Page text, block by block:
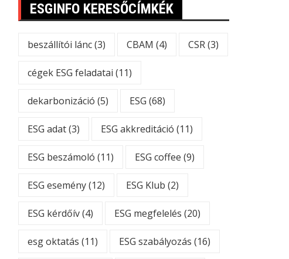
ESGINFO KERESŐCÍMKÉK
beszállítói lánc(3) CBAM (4) CSR(3)
cégek ESG feladatai (11)
dekarbonizáció (5) ESG (68)
ESG adat(3) ESG akkreditáció (11)
ESG beszámoló (11) ESG coffee (9)
ESG esemény(12) ESG Klub (2)
ESG kérdőív(4) ESG megfelelés (20)
esg oktatás (11) ESG szabályozás (16)